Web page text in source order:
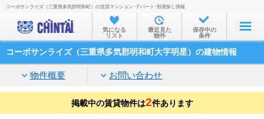
お部屋を探す
沿線・駅から
家賃相場から
通勤通学時間から
コーポサンライズ（三重県多気郡明和町）の賃貸マンション･アパート･部屋探し情報
気になる
リスト
最近見た
物件
保存中の
条件
コーポサンライズ（三重県多気郡明和町大字明星）の建物情報
物件概要 お問い合わせ
掲載中の賃貸物件は2件あります